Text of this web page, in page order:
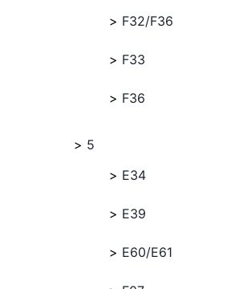
F32/F36
F33
F36
5
E34
E39
E60/E61